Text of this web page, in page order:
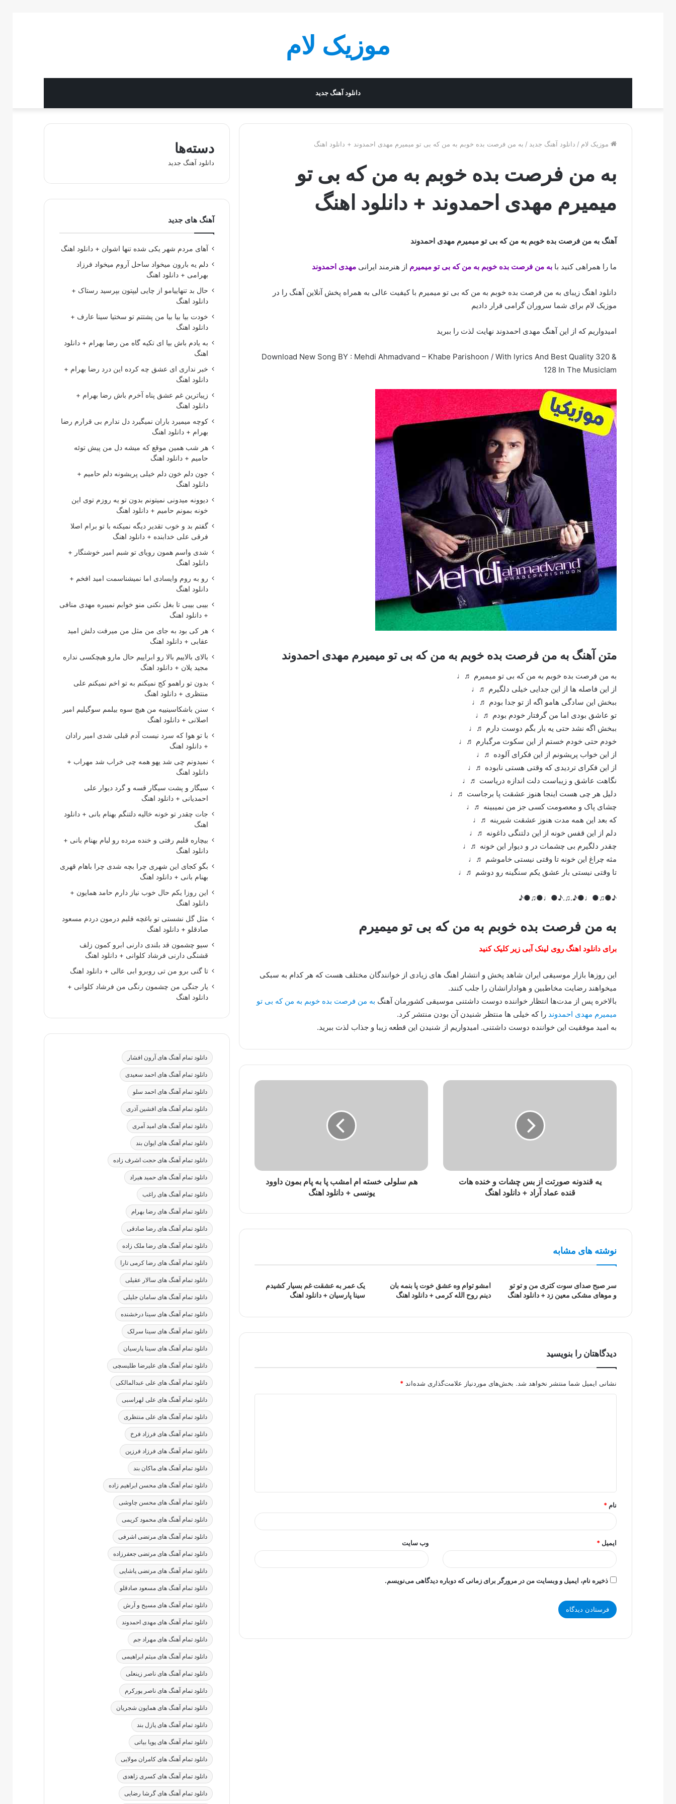
موزیک لام
دانلود آهنگ جدید
موزیک لام / دانلود آهنگ جدید / به من فرصت بده خوبم به من که بی تو میمیرم مهدی احمدوند + دانلود اهنگ
به من فرصت بده خوبم به من که بی تو
میمیرم مهدی احمدوند + دانلود اهنگ
آهنگ به من فرصت بده خوبم به من که بی تو میمیرم مهدی احمدوند
ما را همراهی کنید با به من فرصت بده خوبم به من که بی تو میمیرم از هنرمند ایرانی مهدی احمدوند
دانلود اهنگ زیبای به من فرصت بده خوبم به من که بی تو میمیرم با کیفیت عالی به همراه پخش آنلاین آهنگ را در
موزیک لام برای شما سروران گرامی قرار دادیم
امیدواریم که از این آهنگ مهدی احمدوند نهایت لذت را ببرید
Download New Song BY : Mehdi Ahmadvand – Khabe Parishoon / With lyrics And Best Quality 320 &
128 In The Musiclam
متن آهنگ به من فرصت بده خوبم به من که بی تو میمیرم مهدی احمدوند
به من فرصت بده خوبم به من که بی تو میمیرم ♬♩
از این فاصله ها از این جدایی خیلی دلگیرم ♬♩
ببخش این سادگی هامو اگه از تو جدا بودم ♬♩
تو عاشق بودی اما من گرفتار خودم بودم ♬♩
ببخش اگه نشد حتی یه بار بگم دوست دارم ♬♩
خودم حتی خودم خستم از این سکوت مرگبارم ♬♩
از این خواب پریشونم از این فکرای آلوده ♬♩
از این فکرای تردیدی که وقتی هستی نابوده ♬♩
نگاهت عاشق و زیباست دلت اندازه دریاست ♬♩
دلیل هر چی هست اینجا هنوز عشقت پا برجاست ♬♩
چشای پاک و معصومت کسی جز من نمیبینه ♬♩
که بعد این همه مدت هنوز عشقت شیرینه ♬♩
دلم از این قفس خونه از این دلتنگی داغونه ♬♩
چقدر دلگیرم بی چشمات در و دیوار این خونه ♬♩
مثه چراغ این خونه تا وقتی نیستی خاموشم ♬♩
تا وقتی نیستی بار عشق یکم سنگینه رو دوشم ♬♩
♪●♫●♩●♪.♫.♪●♩●♫●♪
به من فرصت بده خوبم به من که بی تو میمیرم
برای دانلود اهنگ روی لینک آبی زیر کلیک کنید
این روزها بازار موسیقی ایران شاهد پخش و انتشار اهنگ های زیادی از خوانندگان مختلف هست که هر کدام به سبکی
میخواهند رضایت مخاطبین و هوادارانشان را جلب کنند.
بالاخره پس از مدت‌ها انتظار خواننده دوست داشتنی موسیقی کشورمان آهنگ به من فرصت بده خوبم به من که بی تو
میمیرم مهدی احمدوند را که خیلی ها منتظر شنیدن آن بودن منتشر کرد.
به امید موفقیت این خواننده دوست داشتنی. امیدواریم از شنیدن این قطعه زیبا و جذاب لذت ببرید.
یه قندونه صورتت از بس چشات و خنده هات
قنده عماد آراد + دانلود اهنگ
هم سلولی خسته ام امشب پا به پام بمون داوود
یونسی + دانلود اهنگ
نوشته های مشابه
سر صبح صدای سوت کتری من و تو تو
و موهای مشکی معین زد + دانلود اهنگ
امشو توام وه عشق خوت پا بنمه بان
دینم روح الله کرمی + دانلود اهنگ
یک عمر به عشقت غم بسیار کشیدم
سینا پارسیان + دانلود اهنگ
دیدگاهتان را بنویسید
نشانی ایمیل شما منتشر نخواهد شد. بخش‌های موردنیاز علامت‌گذاری شده‌اند *
*
نام *
ایمیل * وب‌ سایت
ذخیره نام، ایمیل و وبسایت من در مرورگر برای زمانی که دوباره دیدگاهی می‌نویسم.
دسته‌ها
دانلود آهنگ جدید
آهنگ های جدید
آهای مردم شهر یکی شده تنها اشوان + دانلود اهنگ
دلم یه بارون میخواد ساحل آروم میخواد فرزاد
بهرامی + دانلود اهنگ
حال بد تنهاییامو از چایی لیپتون بپرسید رستاک +
دانلود اهنگ
خودت بیا بیا بیا من پشتتم تو سختیا سینا عارف +
دانلود اهنگ
به یادم باش بیا ای تکیه گاه من رضا بهرام + دانلود
اهنگ
خبر نداری ای عشق چه کرده این درد رضا بهرام +
دانلود اهنگ
زیباترین غم عشق پناه آخرم باش رضا بهرام +
دانلود اهنگ
کوچه میمیرد باران نمیگیرد دل ندارم بی قرارم رضا
بهرام + دانلود اهنگ
هر شب همین موقع که میشه دل من پیش توئه
حامیم + دانلود اهنگ
جون دلم خون دلم خیلی پریشونه دلم حامیم +
دانلود اهنگ
دیوونه میدونی نمیتونم بدون تو یه روزم توی این
خونه بمونم حامیم + دانلود اهنگ
گفتم بد و خوب تقدیر دیگه نمیکنه با تو برام اصلا
فرقی علی خدابنده + دانلود اهنگ
شدی واسم همون رویای تو شبم امیر خوشنگار +
دانلود اهنگ
رو به روم وایسادی اما نمیشناسمت امید افخم +
دانلود اهنگ
بیبی بیبی تا بغل نکنی منو خوابم نمیبره مهدی منافی
+ دانلود اهنگ
هر کی بود به جای من مثل من میرفت دلش امید
عقابی + دانلود اهنگ
بالای بالاییم بالا رو ابراییم حال مارو هیچکسی نداره
مجید یلان + دانلود اهنگ
بدون تو راهمو کج نمیکنم به تو اخم نمیکنم علی
منتظری + دانلود اهنگ
سنن باشکاسینییه من هیچ سوه بیلمم سوگیلیم امیر
اصلانی + دانلود اهنگ
با تو هوا که سرد نیست آدم قبلی شدی امیر رادان
+ دانلود اهنگ
نمیدونم چی شد یهو همه چی خراب شد مهراب +
دانلود اهنگ
سیگار و پشت سیگار قسه و گرد دیوار علی
احمدیانی + دانلود اهنگ
جات چقدر تو خونه خالیه دلتنگم بهنام بانی + دانلود
اهنگ
بیچاره قلبم رفتی و خنده مرده رو لبام بهنام بانی +
دانلود اهنگ
بگو کجای این شهری چرا بچه شدی چرا باهام قهری
بهنام بانی + دانلود اهنگ
این روزا یکم حال خوب نیاز دارم حامد همایون +
دانلود اهنگ
مثل گل نشستی تو باغچه قلبم درمون دردم مسعود
صادقلو + دانلود اهنگ
سیو چشمون قد بلندی دارنی ابرو کمون زلف
قشنگی دارنی فرشاد کلوانی + دانلود اهنگ
تا گنی برو من تی روبرو ابی عالی + دانلود اهنگ
یار جنگی من چشمون رنگی من فرشاد کلوانی +
دانلود اهنگ
دانلود تمام آهنگ های آرون افشار
دانلود تمام آهنگ های احمد سعیدی
دانلود تمام آهنگ های احمد سلو
دانلود تمام آهنگ های افشین آذری
دانلود تمام آهنگ های امید آمری
دانلود تمام آهنگ های ایوان بند
دانلود تمام آهنگ های حجت اشرف زاده
دانلود تمام آهنگ های حمید هیراد
دانلود تمام آهنگ های راغب
دانلود تمام آهنگ های رضا بهرام
دانلود تمام آهنگ های رضا صادقی
دانلود تمام آهنگ های رضا ملک زاده
دانلود تمام آهنگ های رضا کرمی تارا
دانلود تمام آهنگ های سالار عقیلی
دانلود تمام آهنگ های سامان جلیلی
دانلود تمام آهنگ های سینا درخشنده
دانلود تمام آهنگ های سینا سرلک
دانلود تمام آهنگ های سینا پارسیان
دانلود تمام آهنگ های علیرضا طلیسچی
دانلود تمام آهنگ های علی عبدالمالکی
دانلود تمام آهنگ های علی لهراسبی
دانلود تمام آهنگ های علی منتظری
دانلود تمام آهنگ های فرزاد فرخ
دانلود تمام آهنگ های فرزاد فرزین
دانلود تمام آهنگ های ماکان بند
دانلود تمام آهنگ های محسن ابراهیم زاده
دانلود تمام آهنگ های محسن چاوشی
دانلود تمام آهنگ های محمود کریمی
دانلود تمام آهنگ های مرتضی اشرفی
دانلود تمام آهنگ های مرتضی جعفرزاده
دانلود تمام آهنگ های مرتضی پاشایی
دانلود تمام آهنگ های مسعود صادقلو
دانلود تمام آهنگ های مسیح و آرش
دانلود تمام آهنگ های مهدی احمدوند
دانلود تمام آهنگ های مهراد جم
دانلود تمام آهنگ های میثم ابراهیمی
دانلود تمام آهنگ های ناصر زینعلی
دانلود تمام آهنگ های ناصر پورکرم
دانلود تمام آهنگ های همایون شجریان
دانلود تمام آهنگ های پازل بند
دانلود تمام آهنگ های پویا بیاتی
دانلود تمام آهنگ های کامران مولایی
دانلود تمام آهنگ های کسری زاهدی
دانلود تمام آهنگ های گرشا رضایی